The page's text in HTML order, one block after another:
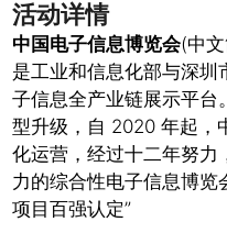
活动详情
中国电子信息博览会(中
是工业和信息化部与深
子信息全产业链展示平台
型升级，自 2020 年起，
化运营，经过十二年努力
力的综合性电子信息博览
项目百强认定”